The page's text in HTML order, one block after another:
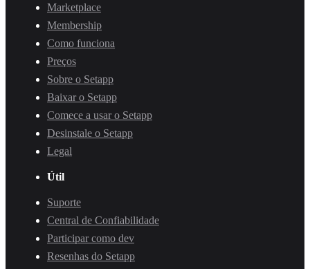
Marketplace
Membership
Como funciona
Preços
Sobre o Setapp
Baixar o Setapp
Comece a usar o Setapp
Desinstale o Setapp
Legal
Útil
Suporte
Central de Confiabilidade
Participar como dev
Resenhas do Setapp